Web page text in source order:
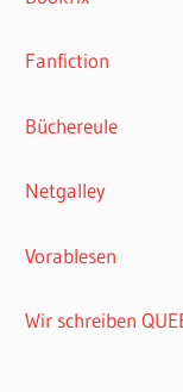
Fanfiction
Büchereule
Netgalley
Vorablesen
Wir schreiben